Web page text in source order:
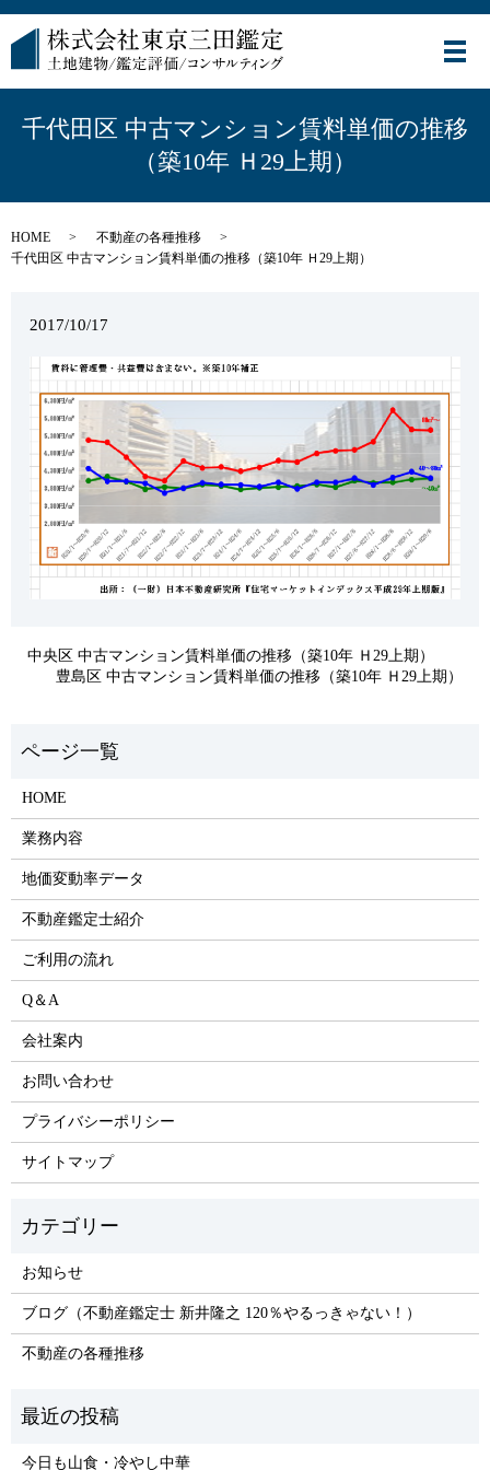
メ
千代田区 中古マンション賃料単価の推移
（築10年 Ｈ29上期）
HOME
不動産の各種推移
千代田区 中古マンション賃料単価の推移（築10年 Ｈ29上期）
2017/10/17
中央区 中古マンション賃料単価の推移（築10年 Ｈ29上期）
豊島区 中古マンション賃料単価の推移（築10年 Ｈ29上期）
HOME
業務内容
地価変動率データ
不動産鑑定士紹介
ご利用の流れ
Q＆A
会社案内
お問い合わせ
プライバシーポリシー
サイトマップ
お知らせ
ブログ（不動産鑑定士 新井隆之 120％やるっきゃない！）
不動産の各種推移
今日も山食・冷やし中華